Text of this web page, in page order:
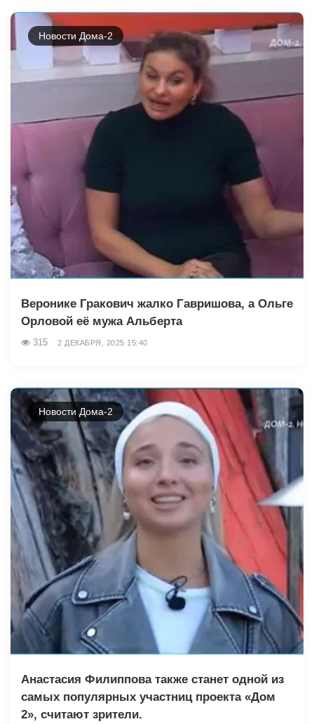
Новости Дома-2
Веронике Гракович жалко Гавришова, а Ольге
Орловой её мужа Альберта
315 2 ДЕКАБРЯ, 2025 15:40
Новости Дома-2
Анастасия Филиппова также станет одной из
самых популярных участниц проекта «Дом
2», считают зрители.